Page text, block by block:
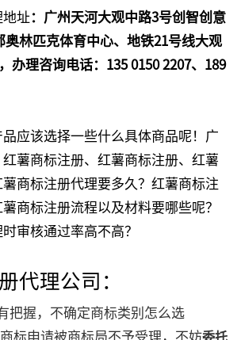
址：广州天河大观中路3号创智创意
奥林匹克体育中心、地铁21号线大观
，办理咨询电话：135 0150 2207、189
应该选择一些什么具体商品呢！广
薯商标注册、红薯商标注册、红薯
商标注册代理要多久？红薯商标注
商标注册流程以及材料要哪些呢？
审核通过率高不高？
代理公司：
把握，不确定商标类别怎么选
标申请被商标局不予受理，不妨委托